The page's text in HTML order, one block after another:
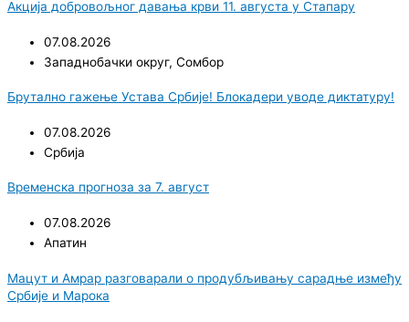
Акција добровољног давања крви 11. августа у Стапару
07.08.2026
Западнобачки округ, Сомбор
Брутално гажење Устава Србије! Блокадери уводе диктатуру!
07.08.2026
Србија
Временска прогноза за 7. август
07.08.2026
Апатин
Мацут и Амрар разговарали о продубљивању сарадње између
Србије и Марока